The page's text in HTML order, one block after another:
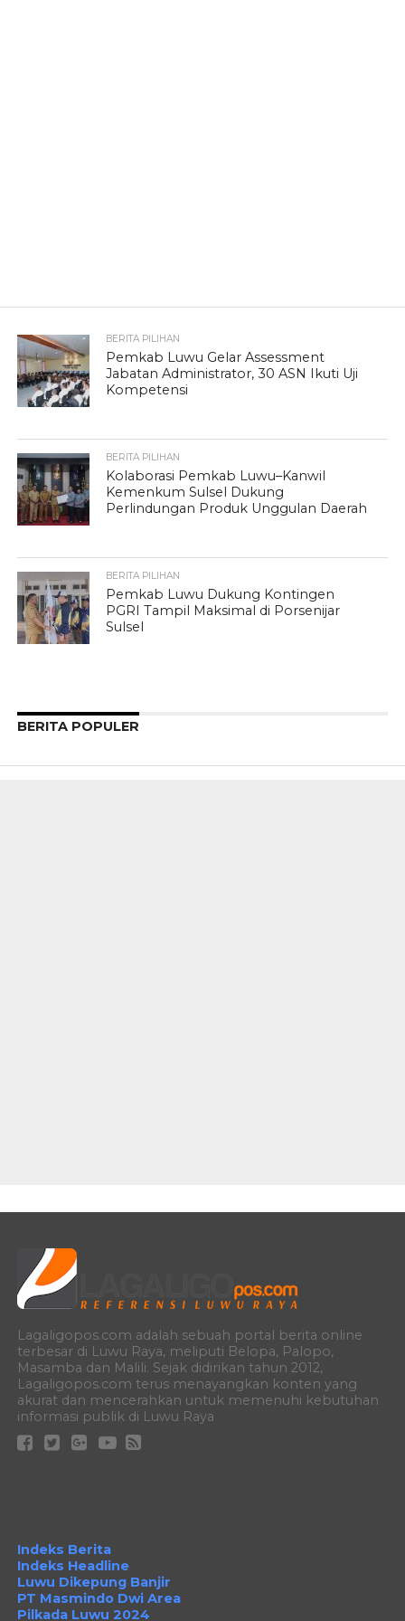
BERITA PILIHAN
Pemkab Luwu Gelar Assessment
Jabatan Administrator, 30 ASN Ikuti Uji
Kompetensi
BERITA PILIHAN
Kolaborasi Pemkab Luwu–Kanwil
Kemenkum Sulsel Dukung
Perlindungan Produk Unggulan Daerah
BERITA PILIHAN
Pemkab Luwu Dukung Kontingen
PGRI Tampil Maksimal di Porsenijar
Sulsel
BERITA POPULER
Lagaligopos.com adalah sebuah portal berita online
terbesar di Luwu Raya, meliputi Belopa, Palopo,
Masamba dan Malili. Sejak didirikan tahun 2012,
Lagaligopos.com terus menayangkan konten yang
akurat dan mencerahkan untuk memenuhi kebutuhan
informasi publik di Luwu Raya
Indeks Berita
Indeks Headline
Luwu Dikepung Banjir
PT Masmindo Dwi Area
Pilkada Luwu 2024